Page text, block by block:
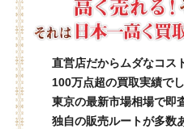
直営店だからムダなコス
100万点超の買取実績で
東京の最新市場相場で即
独自の販売ルートが多数